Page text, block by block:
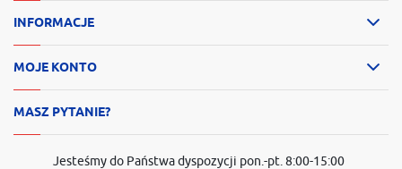
INFORMACJE
MOJE KONTO
MASZ PYTANIE?
Jesteśmy do Państwa dyspozycji pon.-pt. 8:00-15:00